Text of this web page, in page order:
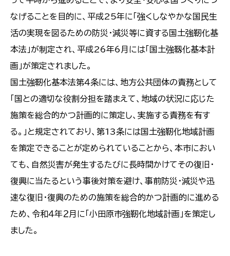
なげることを目的に、平成25年に「強くしなやかな国民生
活の実現を図るための防災・減災等に資する国土強靭化基
本法」が制定され、平成26年6月には「国土強靱化基本計
画」が策定されました。
国土強靭化基本法第４条には、地方公共団体の責務として
「国との適切な役割分担を踏まえて、地域の状況に応じた
施策を総合的かつ計画的に策定し、実施する責務を有す
る。」と規定されており、第13条には国土強靭化地域計画
を策定できることが定められていることから、本市におい
ても、自然災害が発生するたびに長時間かけてその復旧・
復興に当たるという事後対策を避け、事前防災・減災や迅
速な復旧・復興のための施策を総合的かつ計画的に進める
ため、令和４年２月に「小田原市強靭化地域計画」を策定し
ました。